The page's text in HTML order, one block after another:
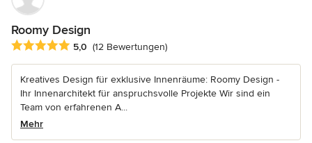
Roomy Design
Durchschnittliche Bewertung: 5 von 5 Sternen
5,0 (12 Bewertungen)
Kreatives Design für exklusive Innenräume: Roomy Design -
Ihr Innenarchitekt für anspruchsvolle Projekte Wir sind ein
Team von erfahrenen A...
Mehr